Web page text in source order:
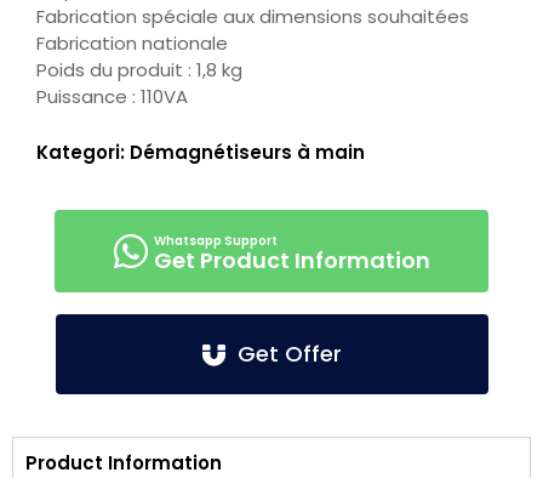
Fabrication spéciale aux dimensions souhaitées
Fabrication nationale
Poids du produit : 1,8 kg
Puissance : 110VA
Kategori: Démagnétiseurs à main
Get Product Information
Get Offer
Product Information